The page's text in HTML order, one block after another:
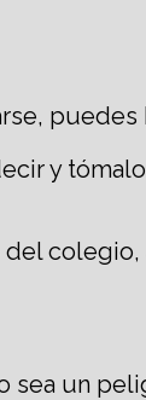
y
un